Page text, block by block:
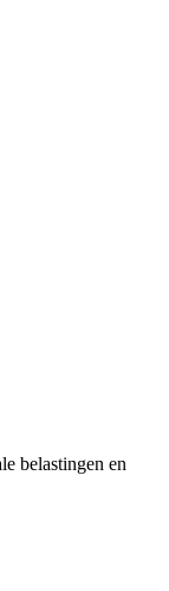
belastingen en